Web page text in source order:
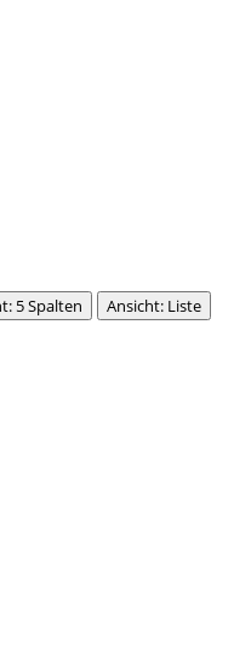
5 Spalten Ansicht: Liste